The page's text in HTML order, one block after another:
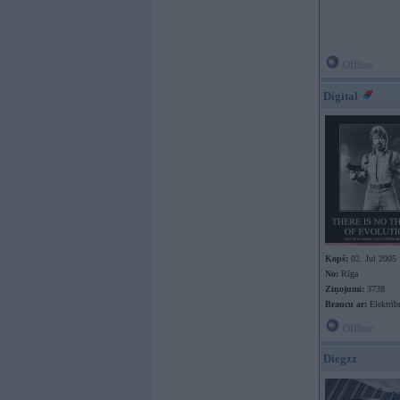
Digital
Kopš: 02. Jul 2005
No: Rīga
Ziņojumi: 3738
Braucu ar:
Diegzz